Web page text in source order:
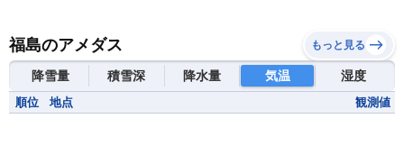
福島のアメダス もっと見る
降雪量 積雪深 降水量 気温 湿度
順位 地点 観測値